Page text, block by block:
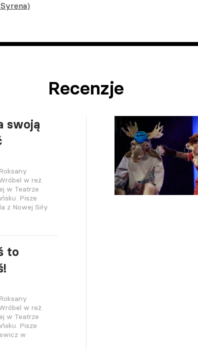
Recenzje
swoją
w reż.
w Teatrze
Pisze
z Nowej Siły
to
w reż.
w Teatrze
Pisze
w